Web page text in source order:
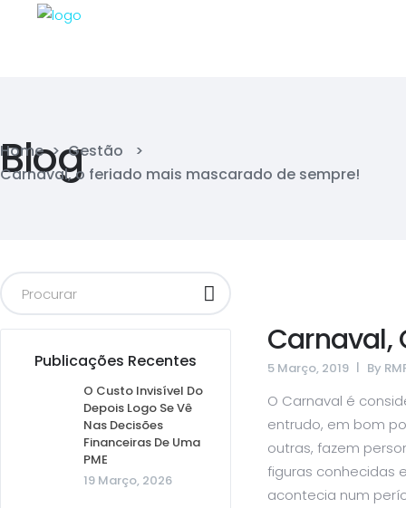
Blog
Home > Gestão
>
Carnaval, o feriado mais mascarado de sempre!
Publicações Recentes
O Custo Invisível Do
Depois Logo Se Vê
Nas Decisões
Financeiras De Uma
PME
19 Março, 2026
Carnaval,
5 Março, 2019 By
O Carnaval é
entrudo, em bom
outras, fazem
figuras conhecidas
acontecia num